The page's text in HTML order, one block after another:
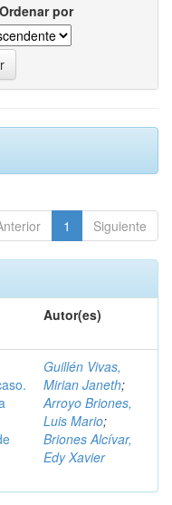
Ordenar por
1 Siguiente
Autor(es)
Guillén Vivas,
Mirian Janeth;
Arroyo Briones,
Luis Mario;
Briones Alcívar,
Edy Xavier